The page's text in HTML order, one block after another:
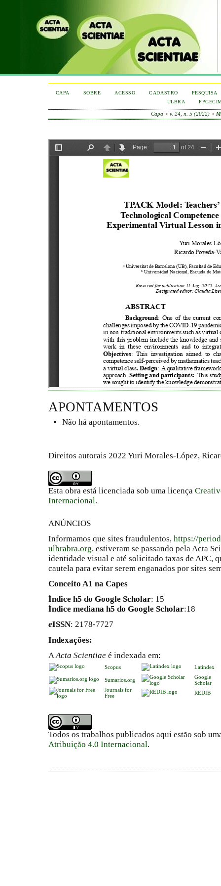
CAPA SOBRE ACESSO CADASTRO
PESQUISA
ULBRA
Capa > v. 24, n. 5 (2022)>
APONTAMENTOS
Não há apontamentos.
Direitos autorais 2022 Yuri Morales-López,
Esta obra está licenciada sob uma licença
Internacional.
ANÚNCIOS
Informamos que sites fraudulentos, https://
ulbrabra.org, estiveram se passando pela Acta
identidade visual e até solicitado taxas de APC,
cautela para evitar serem enganados por sites
Conceito A1 na Capes
Índice h5 do Google Scholar: 15
Índice mediana h5 do Google Scholar:18
eISSN: 2178-7727
Indexações:
AActa Scientiae é indexada em:
Scopus Latindex
Sumarios.org
Google
Scholar
Journals for
Free
REDIB
Todos os trabalhos publicados aqui estão sob
Atribuição 4.0 Internacional.